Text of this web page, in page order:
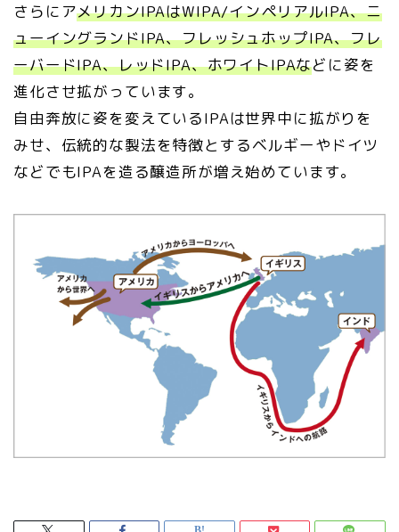
さらにアメリカンIPAはWIPA/インペリアルIPA、ニ
ューイングランドIPA、フレッシュホップIPA、フレ
ーバードIPA、レッドIPA、ホワイトIPAなどに姿を
進化させ拡がっています。
自由奔放に姿を変えているIPAは世界中に拡がりを
みせ、伝統的な製法を特徴とするベルギーやドイツ
などでもIPAを造る醸造所が増え始めています。